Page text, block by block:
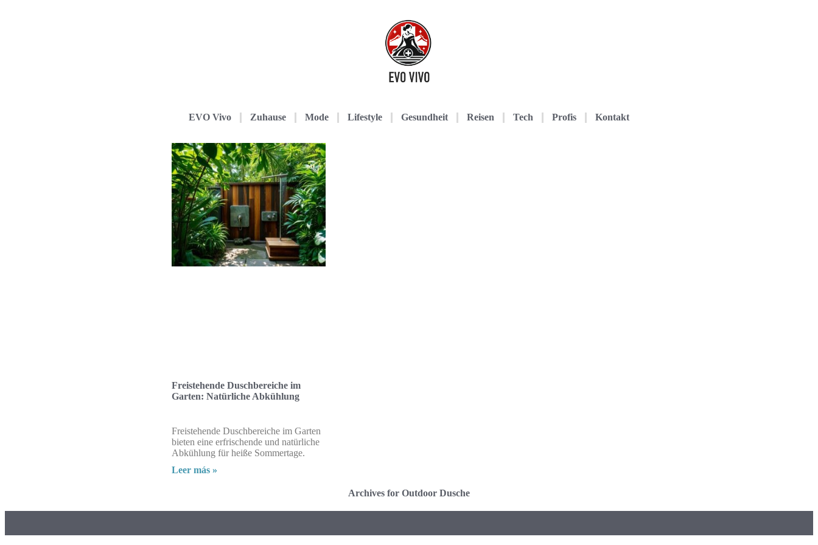
EVO Vivo Zuhause Mode Lifestyle Gesundheit Reisen Tech Profis Kontakt
Freistehende Duschbereiche im
Garten: Natürliche Abkühlung
Freistehende Duschbereiche im Garten
bieten eine erfrischende und natürliche
Abkühlung für heiße Sommertage.
Leer más »
Archives for Outdoor Dusche